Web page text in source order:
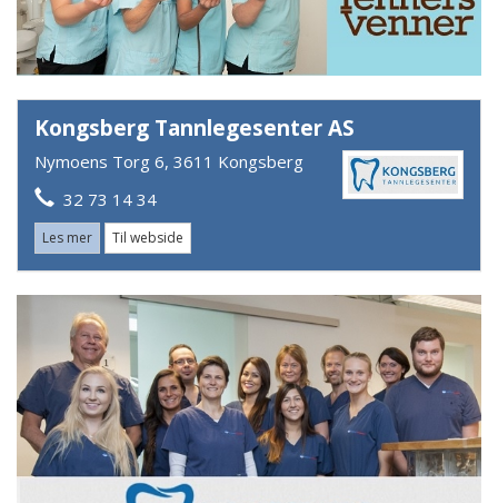
Kongsberg Tannlegesenter AS
Nymoens Torg 6, 3611 Kongsberg
32 73 14 34
Les mer Til webside